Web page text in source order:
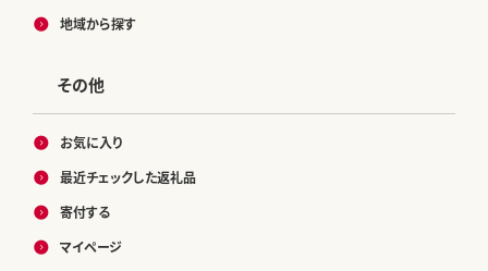
地域から探す
その他
お気に入り
最近チェックした返礼品
寄付する
マイページ